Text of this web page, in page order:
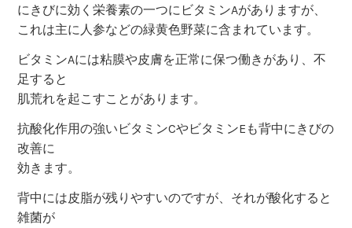
にきびに効く栄養素の一つにビタミンAがありますが、
これは主に人参などの緑黄色野菜に含まれています。
ビタミンAには粘膜や皮膚を正常に保つ働きがあり、不
足すると
肌荒れを起こすことがあります。
抗酸化作用の強いビタミンCやビタミンEも背中にきびの
改善に
効きます。
背中には皮脂が残りやすいのですが、それが酸化すると
雑菌が